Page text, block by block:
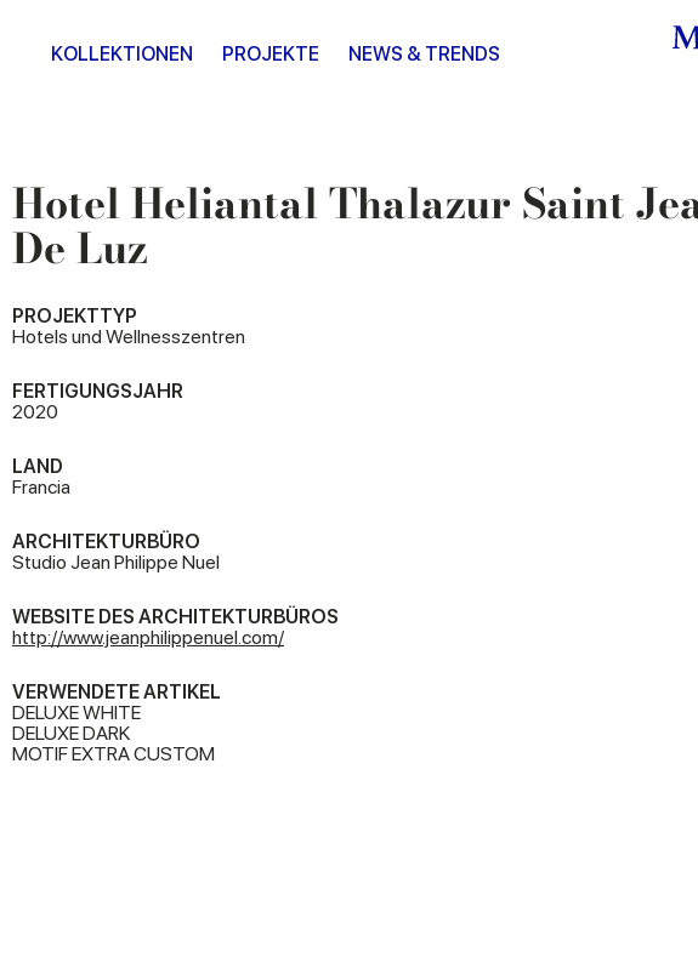
KOLLEKTIONEN PROJEKTE NEWS & TRENDS
Hotel Heliantal Thalazur Saint
De Luz
PROJEKTTYP
Hotels und Wellnesszentren
FERTIGUNGSJAHR
2020
LAND
Francia
ARCHITEKTURBÜRO
Studio Jean Philippe Nuel
WEBSITE DES ARCHITEKTURBÜROS
http://www.jeanphilippenuel.com/
VERWENDETE ARTIKEL
DELUXE WHITE
DELUXE DARK
MOTIF EXTRA CUSTOM